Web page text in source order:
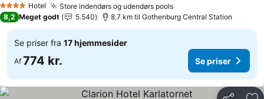
4 StjernerHotel Store indendørs og udendørs poolsSe priser
8,2 Meget godt 5.540 8.7 km til Gothenburg Central Station
Se priser fra 17 hjemmesider
Af 774 kr. Se priser